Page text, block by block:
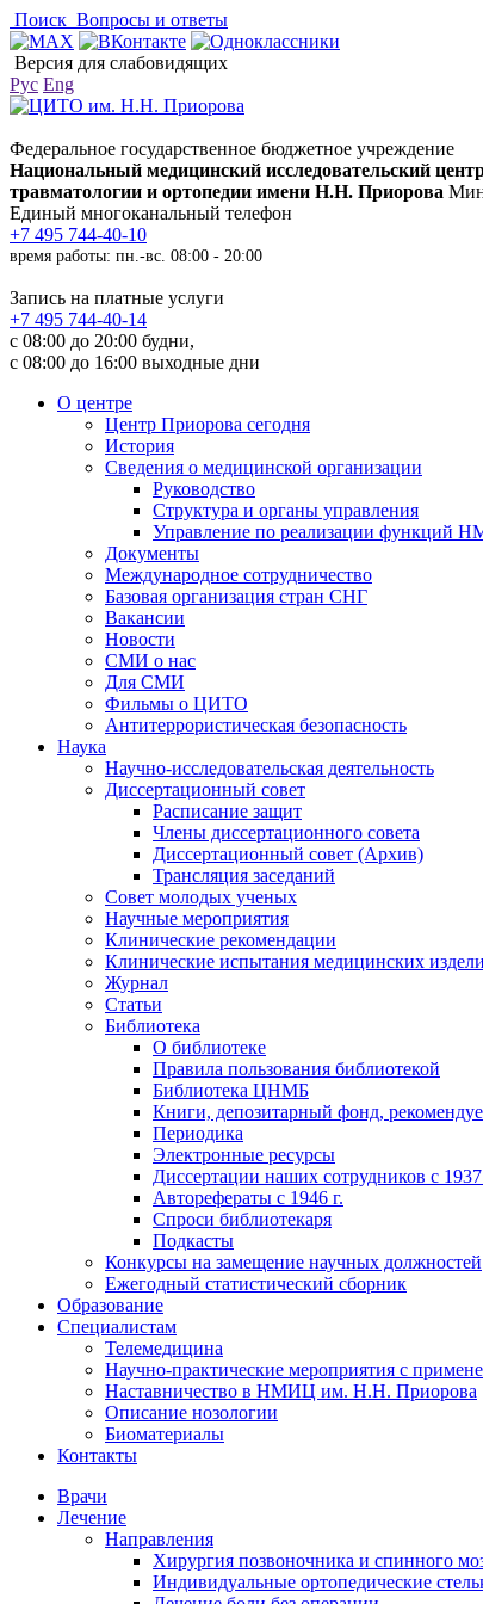
Поиск Вопросы и ответы
Версия для слабовидящих
Рус Eng
Федеральное государственное бюджетное учреждение
Национальный медицинский исследовательский
травматологии и ортопедии имени Н.Н. Приорова
Единый многоканальный телефон
+7 495 744-40-10
время работы: пн.-вс. 08:00 - 20:00
Запись на платные услуги
+7 495 744-40-14
с 08:00 до 20:00 будни,
с 08:00 до 16:00 выходные дни
О центре
Центр Приорова сегодня
История
Сведения о медицинской организации
Руководство
Структура и органы управления
Управление по реализации функций
Документы
Международное сотрудничество
Базовая организация стран СНГ
Вакансии
Новости
СМИ о нас
Для СМИ
Фильмы о ЦИТО
Антитеррористическая безопасность
Наука
Научно-исследовательская деятельность
Диссертационный совет
Расписание защит
Члены диссертационного совета
Диссертационный совет (Архив)
Трансляция заседаний
Совет молодых ученых
Научные мероприятия
Клинические рекомендации
Клинические испытания медицинских
Журнал
Статьи
Библиотека
О библиотеке
Правила пользования библиотекой
Библиотека ЦНМБ
Книги, депозитарный фонд,
Периодика
Электронные ресурсы
Диссертации наших сотрудников с 1937
Авторефераты с 1946 г.
Спроси библиотекаря
Подкасты
Конкурсы на замещение научных должностей
Ежегодный статистический сборник
Образование
Специалистам
Телемедицина
Научно-практические мероприятия с
Наставничество в НМИЦ им. Н.Н. Приорова
Описание нозологии
Биоматериалы
Контакты
Врачи
Лечение
Направления
Хирургия позвоночника и спинного
Индивидуальные ортопедические